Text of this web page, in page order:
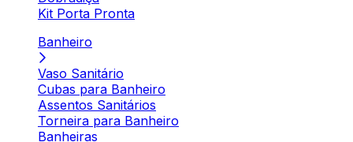
Kit Porta Pronta
Banheiro
Vaso Sanitário
Cubas para Banheiro
Assentos Sanitários
Torneira para Banheiro
Banheiras